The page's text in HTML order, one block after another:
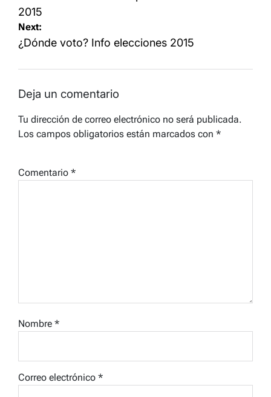
entradas
2015
Next:
¿Dónde voto? Info elecciones 2015
Deja un comentario
Tu dirección de correo electrónico no será publicada.
Los campos obligatorios están marcados con *
Comentario *
Nombre *
Correo electrónico *